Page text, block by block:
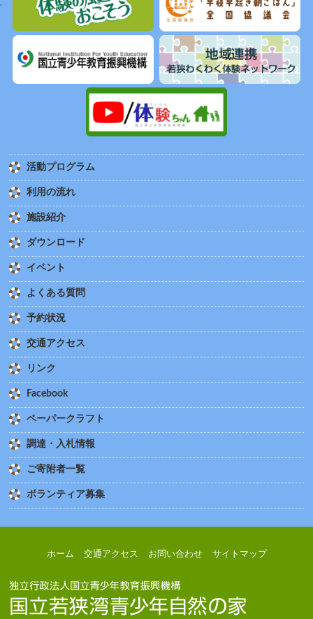
活動プログラム
利用の流れ
施設紹介
ダウンロード
イベント
よくある質問
予約状況
交通アクセス
リンク
Facebook
ペーパークラフト
調達・入札情報
ご寄附者一覧
ボランティア募集
ホーム 交通アクセス お問い合わせ サイトマップ